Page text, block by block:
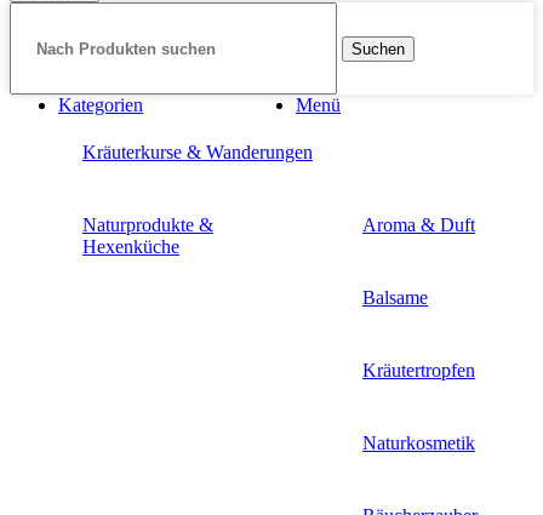
Suchen
Menü
Kategorien
Kräuterkurse & Wanderungen
Naturprodukte &
Hexenküche
Aroma & Duft
Balsame
Kräutertropfen
Naturkosmetik